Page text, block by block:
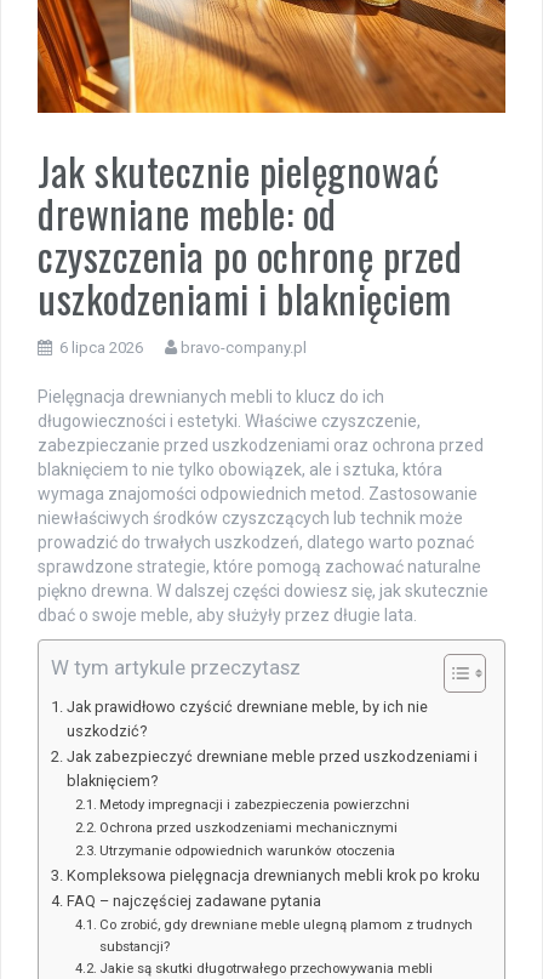
Jak skutecznie pielęgnować
drewniane meble: od
czyszczenia po ochronę przed
uszkodzeniami i blaknięciem
6 lipca 2026 bravo-company.pl
Pielęgnacja drewnianych mebli to klucz do ich
długowieczności i estetyki. Właściwe czyszczenie,
zabezpieczanie przed uszkodzeniami oraz ochrona przed
blaknięciem to nie tylko obowiązek, ale i sztuka, która
wymaga znajomości odpowiednich metod. Zastosowanie
niewłaściwych środków czyszczących lub technik może
prowadzić do trwałych uszkodzeń, dlatego warto poznać
sprawdzone strategie, które pomogą zachować naturalne
piękno drewna. W dalszej części dowiesz się, jak skutecznie
dbać o swoje meble, aby służyły przez długie lata.
W tym artykule przeczytasz
Jak prawidłowo czyścić drewniane meble, by ich nie
uszkodzić?
Jak zabezpieczyć drewniane meble przed uszkodzeniami i
blaknięciem?
Metody impregnacji i zabezpieczenia powierzchni
Ochrona przed uszkodzeniami mechanicznymi
Utrzymanie odpowiednich warunków otoczenia
Kompleksowa pielęgnacja drewnianych mebli krok po kroku
FAQ – najczęściej zadawane pytania
Co zrobić, gdy drewniane meble ulegną plamom z trudnych
substancji?
Jakie są skutki długotrwałego przechowywania mebli